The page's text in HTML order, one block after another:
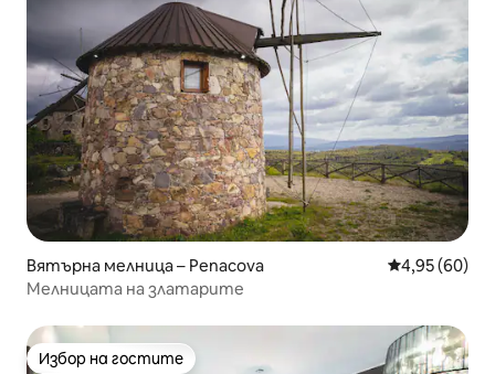
Вятърна мелница – Penacova Средна
4,95 (60)
Мелницата на златарите
Избор на гостите
Избор на гостите